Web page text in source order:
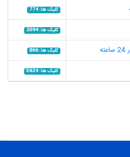
کلیک ها: 774
کلیک ها: 2694
کلیک ها: 866
کلیک ها: 5824